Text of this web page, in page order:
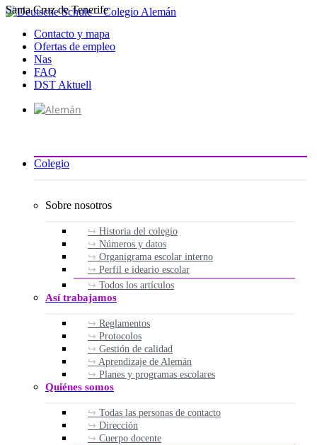
Ir
contenido
Santa Cruz de Tenerife
Contacto y mapa
Ofertas de empleo
Nas
FAQ
DST Aktuell
Colegio
Sobre nosotros
Historia del colegio
Números y datos
Organigrama escolar interno
Perfil e ideario escolar
Todos los artículos
Así trabajamos
Reglamentos
Protocolos
Gestión de calidad
Aprendizaje de Alemán
Planes y programas escolares
Quiénes somos
Todas las personas de contacto
Dirección
Cuerpo docente